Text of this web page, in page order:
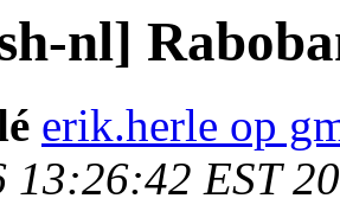
nl]
erik.herle op
13:26:42 EST